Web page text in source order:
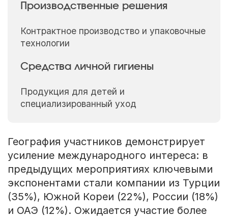
Производственные решения
Контрактное производство и упаковочные
технологии
Средства личной гигиены
Продукция для детей и
специализированный уход
География участников демонстрирует
усиление международного интереса: в
предыдущих мероприятиях ключевыми
экспонентами стали компании из Турции
(35%), Южной Кореи (22%), России (18%)
и ОАЭ (12%). Ожидается участие более